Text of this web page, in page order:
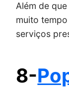
Além de
muito
serviços
8-